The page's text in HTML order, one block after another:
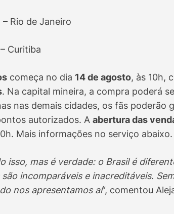
– Rio de Janeiro
Curitiba
começa no dia 14 de agosto, às 10h,
. Na capital mineira, a compra poderá
nas demais cidades, os fãs poderão
autorizados. A abertura das
Mais informações no serviço abaixo.
isso, mas é verdade: o Brasil é
incomparáveis e inacreditáveis.
nos apresentamos aí“, comentou